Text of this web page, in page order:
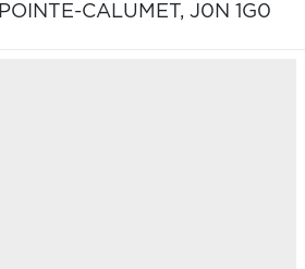
POINTE-CALUMET, J0N 1G0